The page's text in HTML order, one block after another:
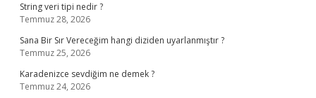
String veri tipi nedir ?
Temmuz 28, 2026
Sana Bir Sır Vereceğim hangi diziden uyarlanmıştır ?
Temmuz 25, 2026
Karadenizce sevdiğim ne demek ?
Temmuz 24, 2026